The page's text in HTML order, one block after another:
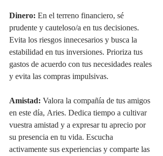
Dinero: En el terreno financiero, sé
prudente y cauteloso/a en tus decisiones.
Evita los riesgos innecesarios y busca la
estabilidad en tus inversiones. Prioriza tus
gastos de acuerdo con tus necesidades reales
y evita las compras impulsivas.
Amistad: Valora la compañía de tus amigos
en este día, Aries. Dedica tiempo a cultivar
vuestra amistad y a expresar tu aprecio por
su presencia en tu vida. Escucha
activamente sus experiencias y comparte las